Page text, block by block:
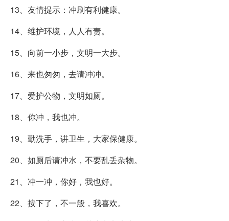
13、友情提示：冲刷有利健康。
14、维护环境，人人有责。
15、向前一小步，文明一大步。
16、来也匆匆，去请冲冲。
17、爱护公物，文明如厕。
18、你冲，我也冲。
19、勤洗手，讲卫生，大家保健康。
20、如厕后请冲水，不要乱丢杂物。
21、冲一冲，你好，我也好。
22、按下了，不一般，我喜欢。